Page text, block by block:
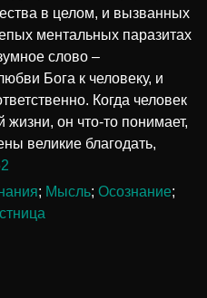
в целом, и вызванных
ментальных паразитах
слово –
Бога к человеку, и
Когда человек
он что-то понимает,
великие благодать,
; Мысль; Осознание;